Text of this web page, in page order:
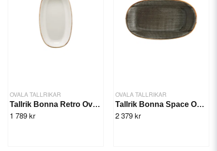
OVALA TALLRIKAR
Tallrik Bonna Retro Oval 24x14cm/12st
1 789 kr
OVALA TALLRIKAR
Tallrik Bonna Space Oval 15x8,5cm/12st
2 379 kr